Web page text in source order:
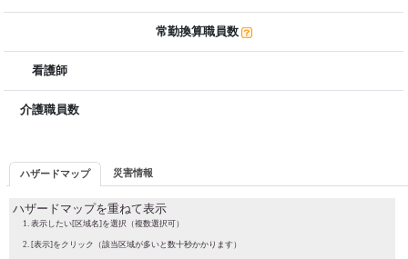
常勤換算職員数
看護師
介護職員数
ハザードマップ 災害情報
ハザードマップを重ねて表示
表示したい[区域名]を選択（複数選択可）
[表示]をクリック（該当区域が多いと数十秒かかります）